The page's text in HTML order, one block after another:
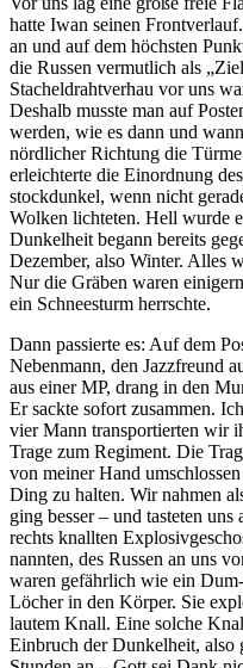
hatte Iwan seinen
an und auf dem höchsten
die Russen vermutlich als
Stacheldrahtverhau vor uns
Deshalb musste man auf
werden, wie es dann und
nördlicher Richtung die
erleichterte die Einordnung
stockdunkel, wenn nicht
Wolken lichteten. Hell wurde
Dunkelheit begann bereits
Dezember, also Winter. Alles
Nur die Gräben waren
ein Schneesturm herrschte.
Dann passierte es: Auf dem
Nebenmann, den Jazzfreund
aus einer MP, drang in den
Er sackte sofort zusammen.
vier Mann transportierten wir
Trage zum Regiment. Die
von meiner Hand
Ding zu halten. Wir nahmen
ging besser ‒ und tasteten
rechts knallten
nannten, des Russen an uns
waren gefährlich wie ein
Löcher in den Körper. Sie
lautem Knall. Eine solche
Einbruch der Dunkelheit, also